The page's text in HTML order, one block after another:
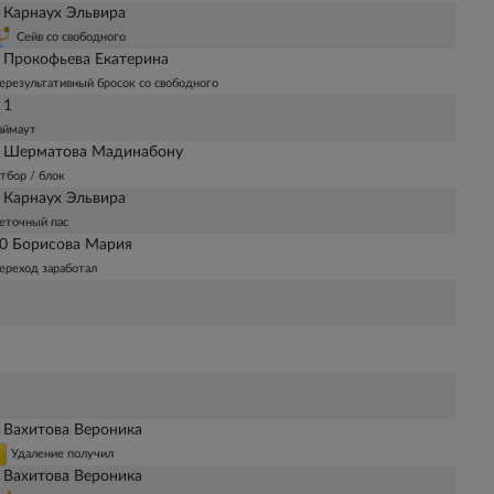
Карнаух Эльвира
Сейв со свободного
Прокофьева Екатерина
бросок со свободного
1
Шерматова Мадинабону
/ блок
Карнаух Эльвира
пас
Борисова Мария
заработал
Вахитова Вероника
Удаление получил
Вахитова Вероника